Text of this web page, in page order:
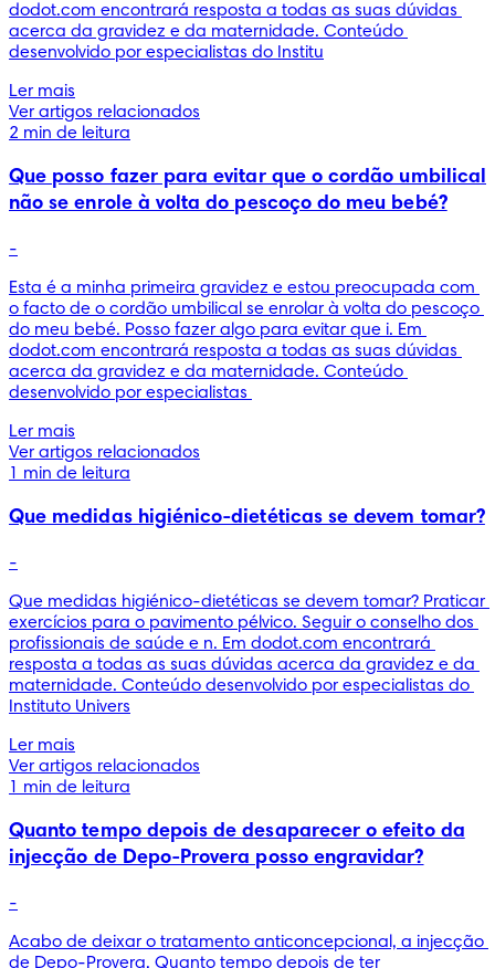
dodot.com encontrará resposta a todas as suas dúvidas
acerca da gravidez e da maternidade. Conteúdo
desenvolvido por especialistas do Institu
Ler mais
Ver artigos relacionados
2 min de leitura
Que posso fazer para evitar que o cordão umbilical
não se enrole à volta do pescoço do meu bebé?
-
Esta é a minha primeira gravidez e estou preocupada com
o facto de o cordão umbilical se enrolar à volta do pescoço
do meu bebé. Posso fazer algo para evitar que i. Em
dodot.com encontrará resposta a todas as suas dúvidas
acerca da gravidez e da maternidade. Conteúdo
desenvolvido por especialistas
Ler mais
Ver artigos relacionados
1 min de leitura
Que medidas higiénico-dietéticas se devem tomar?
-
Que medidas higiénico-dietéticas se devem tomar? Praticar
exercícios para o pavimento pélvico. Seguir o conselho dos
profissionais de saúde e n. Em dodot.com encontrará
resposta a todas as suas dúvidas acerca da gravidez e da
maternidade. Conteúdo desenvolvido por especialistas do
Instituto Univers
Ler mais
Ver artigos relacionados
1 min de leitura
Quanto tempo depois de desaparecer o efeito da
injecção de Depo-Provera posso engravidar?
-
Acabo de deixar o tratamento anticoncepcional, a injecção
de Depo-Provera. Quanto tempo depois de ter